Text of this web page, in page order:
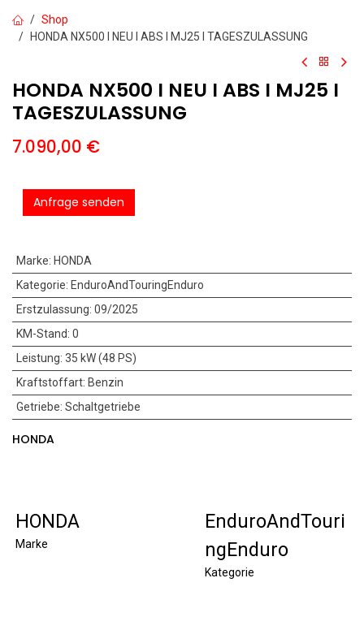
Shop
HONDA NX500 I NEU I ABS I MJ25 I TAGESZULASSUNG
HONDA NX500 I NEU I ABS I MJ25 I
TAGESZULASSUNG
7.090,00 €
Anfrage senden
Marke: HONDA
Kategorie: EnduroAndTouringEnduro
Erstzulassung: 09/2025
KM-Stand: 0
Leistung: 35 kW (48 PS)
Kraftstoffart: Benzin
Getriebe: Schaltgetriebe
HONDA
HONDA
Marke
EnduroAndTouri
ngEnduro
Kategorie